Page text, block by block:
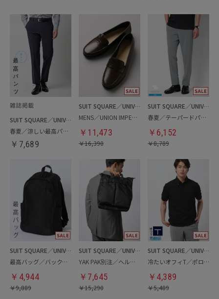
SUIT SQUARE／UNIVERSAL LANGUAGE
春夏／涼しい最高パンツ
￥ 7,689
SUIT SQUARE／UNIVERSAL LANGUAGE
MENS／UNION IMPERIAL監修／コインローファー
￥ 11,473
￥16,390
SUIT SQUARE／UNIVERSAL LANGUAGE
春夏／テーパードパンツ
￥ 6,152
￥8,789
SUIT SQUARE／UNIVERSAL LANGUAGE
最高バッグ／バックパック
￥ 4,944
￥9,889
SUIT SQUARE／UNIVERSAL LANGUAGE
YAK PAK別注／ヘルメットバッグ
￥ 7,645
￥15,290
SUIT SQUARE／UNIVERSAL LANGUAGE
冷たいオフィT／ポロシャツ
￥ 4,389
￥5,489